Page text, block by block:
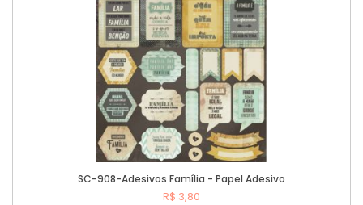
SC-908-Adesivos Família - Papel Adesivo
R$ 3,80